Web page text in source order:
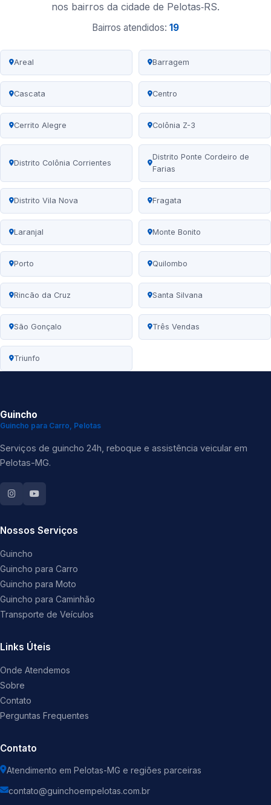
nos bairros da cidade de Pelotas‑RS.
Bairros atendidos: 19
Areal Barragem
Cascata Centro
Cerrito Alegre Colônia Z-3
Distrito Colônia Corrientes
Distrito Ponte Cordeiro de
Farias
Distrito Vila Nova Fragata
Laranjal Monte Bonito
Porto Quilombo
Rincão da Cruz Santa Silvana
São Gonçalo Três Vendas
Triunfo
Guincho
Guincho para Carro, Pelotas
Serviços de guincho 24h, reboque e assistência veicular em
Pelotas-MG.
Nossos Serviços
Guincho
Guincho para Carro
Guincho para Moto
Guincho para Caminhão
Transporte de Veículos
Links Úteis
Onde Atendemos
Sobre
Contato
Perguntas Frequentes
Contato
Atendimento em Pelotas-MG e regiões parceiras
contato@guinchoempelotas.com.br